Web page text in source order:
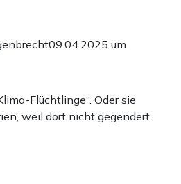
09.04.2025 um
Flüchtlinge“. Oder sie
weil dort nicht gegendert